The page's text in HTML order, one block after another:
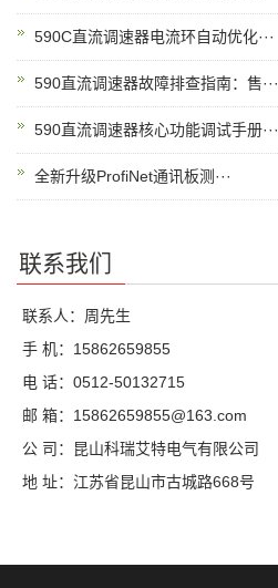
590C直流调速器电流环自动优化···
590直流调速器故障排查指南：售···
590直流调速器核心功能调试手册···
全新升级ProfiNet通讯板测···
联系我们
联系人：周先生
手 机：15862659855
电 话：0512-50132715
邮 箱：15862659855@163.com
公 司：昆山科瑞艾特电气有限公司
地 址：江苏省昆山市古城路668号